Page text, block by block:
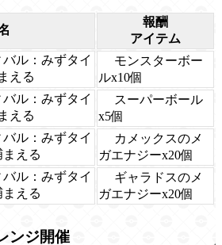
報酬
アイテム
ル：みずタイ
える
モンスターボー
ルx10個
ル：みずタイ
える
スーパーボール
x5個
ル：みずタイ
える
カメックスのメ
ガエナジーx20個
ル：みずタイ
える
ギャラドスのメ
ガエナジーx20個
ンジ開催